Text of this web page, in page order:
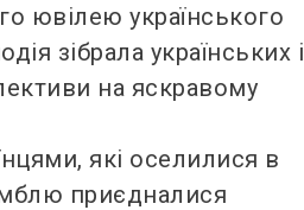
ювілею українського
зібрала українських і
на яскравому
які оселилися в
приєдналися